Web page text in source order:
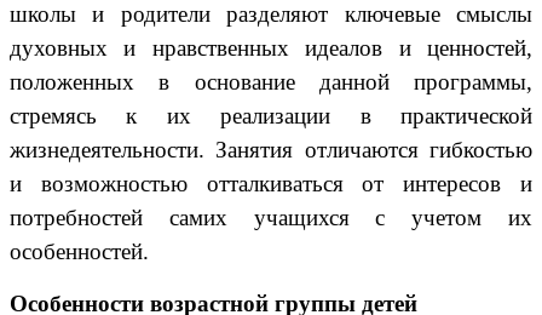
школы и родители разделяют ключевые смыслы
духовных и нравственных идеалов и ценностей,
положенных в основание данной программы,
стремясь к их реализации в практической
жизнедеятельности. Занятия отличаются гибкостью
и возможностью отталкиваться от интересов и
потребностей самих учащихся с учетом их
особенностей.
Особенности возрастной группы детей